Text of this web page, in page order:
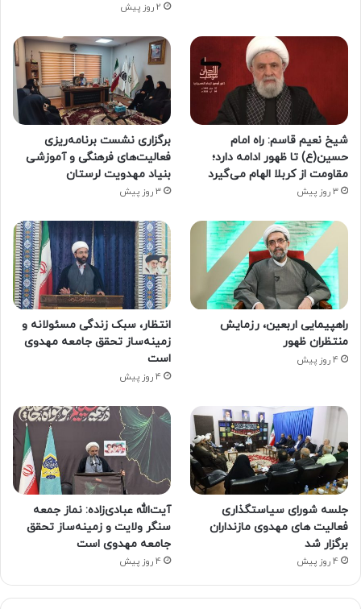
2 روز پیش
شیخ نعیم قاسم: راه امام
حسین(ع) تا ظهور ادامه دارد؛
مقاومت از کربلا الهام می‌گیرد
3 روز پیش
برگزاری نشست برنامه‌ریزی
فعالیت‌های فرهنگی و آموزشی
بنیاد مهدویت لرستان
3 روز پیش
راهپیمایی اربعین، رزمایش
منتظران ظهور
4 روز پیش
انتظار، سبک زندگی مسئولانه و
زمینه‌ساز تحقق جامعه مهدوی
است
4 روز پیش
جلسه شورای سیاستگذاری
فعالیت های مهدوی مازنداران
برگزار شد
4 روز پیش
آیت‌الله عبادی‌زاده: نماز جمعه
سنگر ولایت و زمینه‌ساز تحقق
جامعه مهدوی است
4 روز پیش